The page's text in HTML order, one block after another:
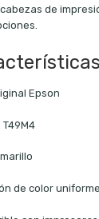
de
Epson
T49M4
de color